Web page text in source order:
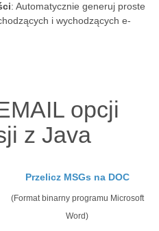
: Automatycznie generuj proste
i wychodzących e-
opcji
z Java
Przelicz MSGs na DOC
(Format binarny programu Microsoft
Word)